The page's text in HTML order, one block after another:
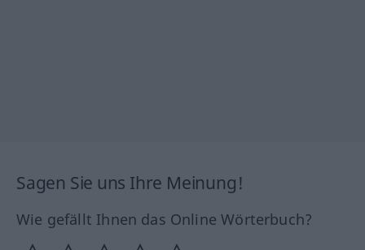
Sagen Sie uns Ihre Meinung!
Wie gefällt Ihnen das Online Wörterbuch?